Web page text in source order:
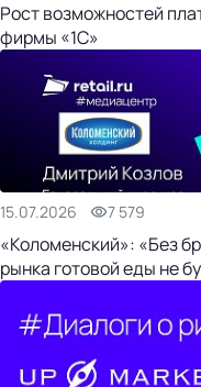
Рост возможностей
фирмы «1С»
15.07.2026 7 579
«Коломенский»: «Без
рынка готовой еды не